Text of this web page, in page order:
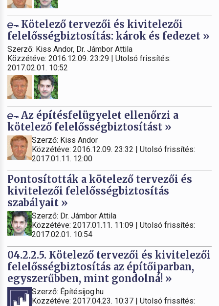
Kötelező tervezői és kivitelezői
felelősségbiztosítás: károk és fedezet »
Szerző: Kiss Andor, Dr. Jámbor Attila
Közzétéve: 2016.12.09. 23:29 | Utolsó frissítés:
2017.02.01. 10:52
Az építésfelügyelet ellenőrzi a
kötelező felelősségbiztosítást »
Szerző: Kiss Andor
Közzétéve: 2016.12.09. 23:32 | Utolsó frissítés:
2017.01.11. 12:00
Pontosították a kötelező tervezői és
kivitelezői felelősségbiztosítás
szabályait »
Szerző: Dr. Jámbor Attila
Közzétéve: 2017.01.11. 11:09 | Utolsó frissítés:
2017.02.01. 10:54
04.2.2.5. Kötelező tervezői és kivitelezői
felelősségbiztosítás az építőiparban,
egyszerűbben, mint gondolná! »
Szerző: Építésijog.hu
Közzétéve: 2017.04.23. 10:37 | Utolsó frissítés: